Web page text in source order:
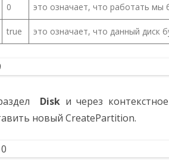
0 это означает, что работать мы
true это означает, что данный диск
Disk и через
новый CreatePartition.